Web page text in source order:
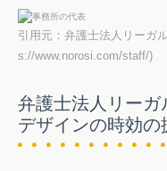
引用元：弁護士法人リーガ
s://www.norosi.com/staff/)
弁護士法人リーガ
デザインの時効の